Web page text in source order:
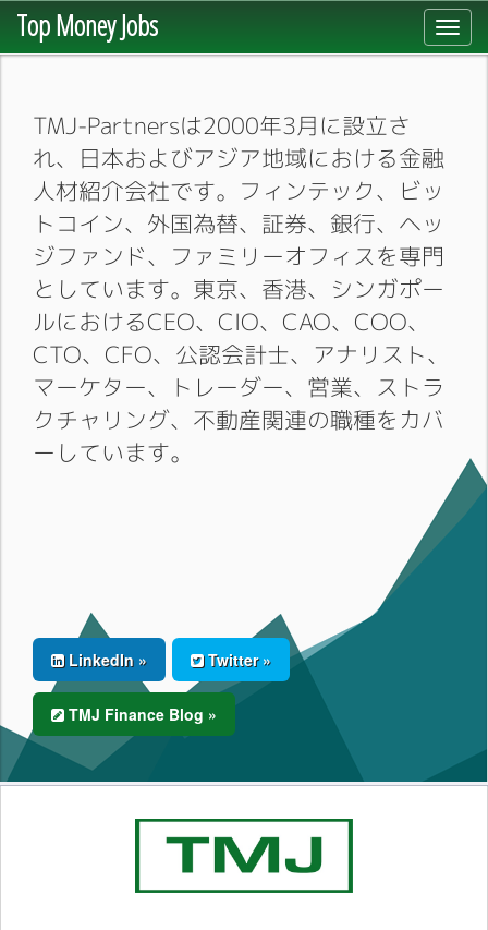
Top Money Jobs
TMJ-Partnersは2000年3月に設立さ
れ、日本およびアジア地域における金融
人材紹介会社です。フィンテック、ビッ
トコイン、外国為替、証券、銀行、ヘッ
ジファンド、ファミリーオフィスを専門
としています。東京、香港、シンガポー
ルにおけるCEO、CIO、CAO、COO、
CTO、CFO、公認会計士、アナリスト、
マーケター、トレーダー、営業、ストラ
クチャリング、不動産関連の職種をカバ
ーしています。
LinkedIn » Twitter »
TMJ Finance Blog »